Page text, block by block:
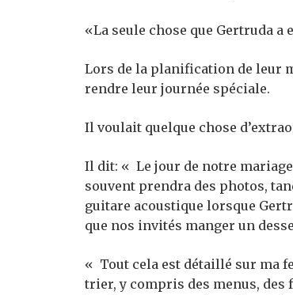
«La seule chose que Gertruda
Lors de la planification de leur
rendre leur journée spéciale.
Il voulait quelque chose
Il dit: « Le jour de notre
souvent prendra des photos,
guitare acoustique lorsque
que nos invités manger un
« Tout cela est détaillé sur ma
trier, y compris des menus, des